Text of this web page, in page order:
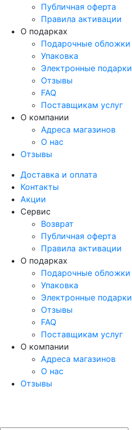
Публичная оферта
Правила активации
О подарках
Подарочные обложки
Упаковка
Электронные подарки
Отзывы
FAQ
Поставщикам услуг
О компании
Адреса магазинов
О нас
Отзывы
Доставка и оплата
Контакты
Акции
Сервис
Возврат
Публичная оферта
Правила активации
О подарках
Подарочные обложки
Упаковка
Электронные подарки
Отзывы
FAQ
Поставщикам услуг
О компании
Адреса магазинов
О нас
Отзывы